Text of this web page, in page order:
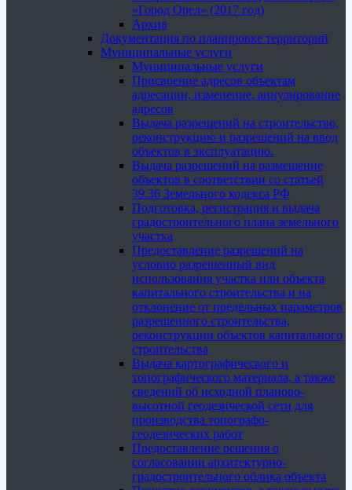
«Город Орел» (2017 год)
Архив
Документация по планировке территорий
Муниципальные услуги
Муниципальные услуги
Присвоение адресов объектам
адресации, изменение, аннулирование
адресов
Выдача разрешений на строительство,
реконструкцию и разрешений на ввод
объектов в эксплуатацию.
Выдача разрешений на размещение
объектов в соответствии со статьей
39.36 Земельного кодекса РФ
Подготовка, регистрация и выдача
градостроительного плана земельного
участка
Предоставление разрешений на
условно разрешенный вид
использования участка или объекта
капитального строительства и на
отклонение от предельных параметров
разрешенного строительства,
реконструкции объектов капитального
строительства
Выдача картографического и
топографического материала, а также
сведений об исходной планово-
высотной геодезической сети для
производства топографо-
геодезических работ
Предоставление решения о
согласовании архитектурно-
градостроительного облика объекта